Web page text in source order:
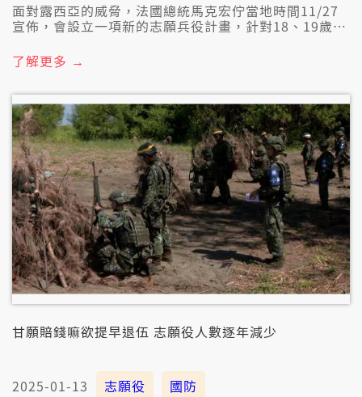
面對露西亞的威脅，法國總統馬克宏佇當地時間11/27
宣佈，會設立一項新的志願兵役計畫，針對18、19歲的
做10個月。另外，瑞士也拍算辦公投，共兵役制度改做
無分性別的「全民服役制度」，取代目前的「男性強制
了解更多 →
甘願賠錢嘛欲提早退伍 志願役人數逐年減少
2025-01-13 志願役 國防